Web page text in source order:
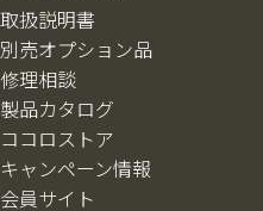
取扱説明書
別売オプション品
修理相談
製品カタログ
ココロストア
キャンペーン情報
会員サイト